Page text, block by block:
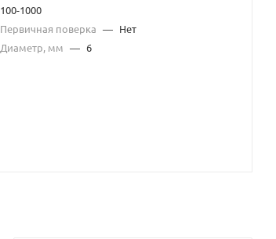
100-1000
Первичная поверка — Нет
Диаметр, мм — 6